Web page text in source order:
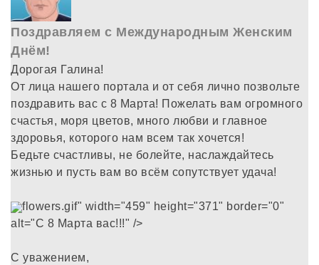
Поздравляем с Международным Женским
Днём!
Дорогая Галина!
От лица нашего портала и от себя лично позвольте
поздравить вас с 8 Марта! Пожелать вам огромного
счастья, моря цветов, много любви и главное
здоровья, которого нам всем так хочется!
Бедьте счастливы, не болейте, наслаждайтесь
жизнью и пусть вам во всём сопутствует удача!
flowers.gif" width="459" height="371" border="0"
alt="С 8 Марта вас!!!" />
С уважением,